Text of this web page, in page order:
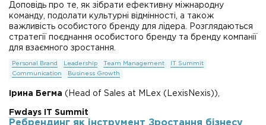
Доповідь про те, як зібрати ефективну міжнародну
команду, подолати культурні відмінності, а також
важливість особистого бренду для лідера. Розглядаються
стратегії поєднання особистого бренду та бренду компанії
для взаємного зростання.
Personal Brand Leadership Team Management
IT Summit
Communication
Business Growth
Ірина Бегма (Head of Sales at MLex (LexisNexis)),
Fwdays IT Summit
Ребрендинг як інструмент Зростання бізнесу